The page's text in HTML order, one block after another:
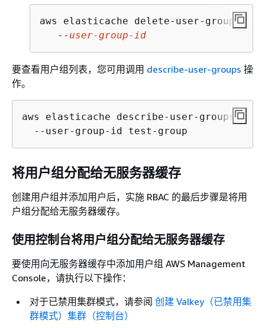
aws elasticache delete-user-group ^
   --
user-group-id
要查看用户组列表，您可用调用 describe-user-groups 操
作。
aws elasticache describe-user-groups \
将用户组分配给无服务器缓存
创建用户组并添加用户后，实施 RBAC 的最后步骤是将用
户组分配给无服务器缓存。
使用控制台将用户组分配给无服务器缓存
要使用向无服务器缓存中添加用户组 AWS Management
Console，请执行以下操作：
对于已禁用集群模式，请参阅 创建 Valkey（已禁用集
群模式）集群（控制台）